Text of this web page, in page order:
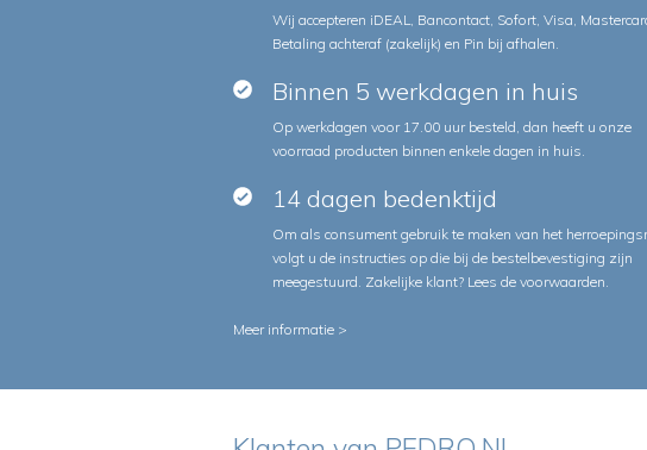
Wij accepteren iDEAL, Bancontact, Sofort, Visa,
Betaling achteraf (zakelijk) en Pin bij afhalen.
Binnen 5 werkdagen in huis
Op werkdagen voor 17.00 uur besteld, dan heeft u onze
voorraad producten binnen enkele dagen in huis.
14 dagen bedenktijd
Om als consument gebruik te maken van het
volgt u de instructies op die bij de bestelbevestiging zijn
meegestuurd. Zakelijke klant? Lees de voorwaarden.
Meer informatie >